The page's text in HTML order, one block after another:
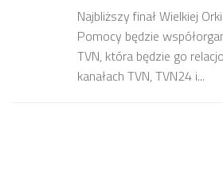
Najbliższy finał Wielkiej
Pomocy będzie
TVN, która będzie go
kanałach TVN, TVN24 i...